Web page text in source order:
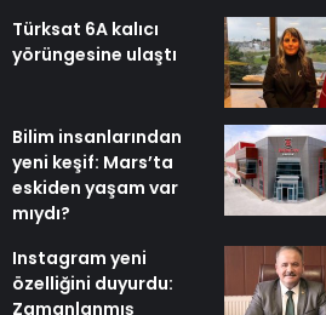
Türksat 6A kalıcı
yörüngesine ulaştı
Bilim insanlarından
yeni keşif: Mars’ta
eskiden yaşam var
mıydı?
Instagram yeni
özelliğini duyurdu:
Zamanlanmış